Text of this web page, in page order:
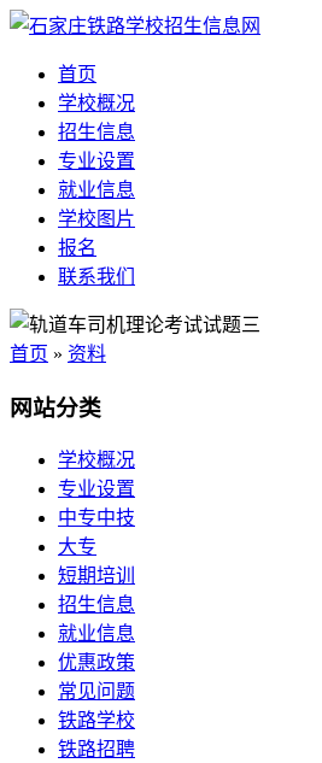
首页
学校概况
招生信息
专业设置
就业信息
学校图片
报名
联系我们
首页 » 资料
网站分类
学校概况
专业设置
中专中技
大专
短期培训
招生信息
就业信息
优惠政策
常见问题
铁路学校
铁路招聘